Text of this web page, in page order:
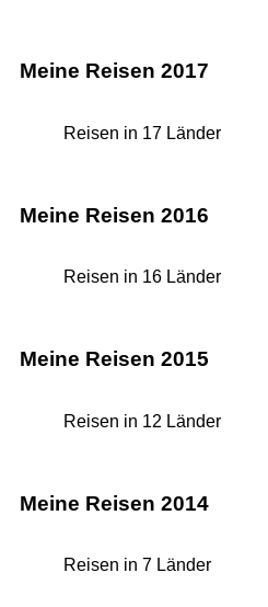
Meine Reisen 2017
Reisen in 17 Länder
Meine Reisen 2016
Reisen in 16 Länder
Meine Reisen 2015
Reisen in 12 Länder
Meine Reisen 2014
Reisen in 7 Länder